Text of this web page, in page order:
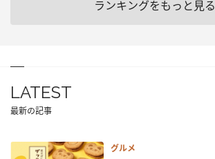
ランキングをもっと見る
LATEST
最新の記事
グルメ